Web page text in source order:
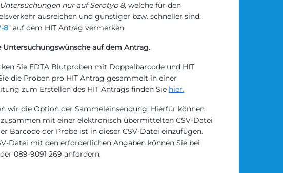
Untersuchungen nur auf Serotyp 8, welche für den
ausreichen und günstiger bzw. schneller sind.
8" auf dem HIT Antrag vermerken.
auf dem Antrag.
Sie EDTA Blutproben mit Doppelbarcode und HIT
die Proben pro HIT Antrag gesammelt in einer
zum Erstellen des HIT Antrags finden Sie hier.
wir die Option der Sammeleinsendung: Hierfür können
mit einer elektronisch übermittelten CSV-Datei
Barcode der Probe ist in dieser CSV-Datei einzufügen.
Datei mit den erforderlichen Angaben können Sie bei
089-9091 269 anfordern.